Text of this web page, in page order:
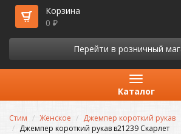
Корзина
0 ₽
Перейти в розничный
Каталог
Стим Женское
Джемпер короткий рукав
Джемпер короткий рукав в21239 Скарлет